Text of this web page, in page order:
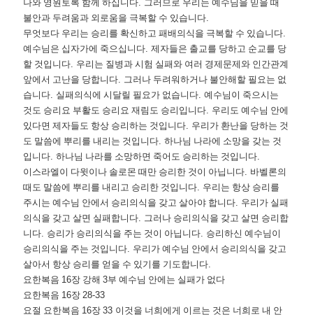
나와 영원토록 함께 하십니다. 그러므로 우리는 예수님을 믿을 때
불안과 두려움과 외로움을 극복할 수 있습니다.
무엇보다 우리는 승리를 확신하고 패배의식을 극복할 수 있습니다.
예수님은 십자가에 죽으십니다.제자들은 출교를 당하고 순교를 당
할 것입니다. 우리는 질병과 시험 실패와 여러 경제문제와 인간관계
앞에서 고난을 당합니다. 그러나 두려워하거나 불안해할 필요는 없
습니다. 실패의식에 시달릴 필요가 없습니다.예수님이 죽으시는
것도 승리요 부활도 승리요 재림도 승리입니다. 우리도 예수님 안에
있다면 제자들도 항상 승리하는 것입니다. 우리가 환난을 당하는 것
도 말씀에 뿌리를 내리는 것입니다.하나님 나라에 소망을 갖는 것
입니다.하나님 나라를 소망하면 죽어도 승리하는 것입니다.
이스라엘이 다윗이나 솔로몬 때만 승리한 것이 아닙니다. 바벨론의
때도 말씀에 뿌리를 내리고 승리한 것입니다. 우리는 항상 승리를
주시는 예수님 안에서 승리의식을 갖고 살아야 합니다. 우리가 실패
의식을 갖고 살면 실패합니다. 그러나 승리의식을 갖고 살면 승리합
니다. 승리가 승리의식을 주는 것이 아닙니다. 승리하신 예수님이
승리의식을 주는 것입니다. 우리가 예수님 안에서 승리의식을 갖고
살아서 항상 승리를 얻을 수 있기를 기도합니다.
요한복음 16장 강해3부 예수님 안에는 실패가 없다
요한복음 16장28-33
요절 요한복음 16장33 이것을 너희에게 이르는 것은 너희로 내 안